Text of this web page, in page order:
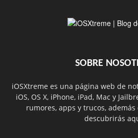
SOBRE
iOSXtreme es una página web de
iOS, OS X, iPhone, iPad, Mac y
rumores, apps y trucos,
descubrirás